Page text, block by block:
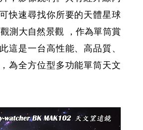
快速尋找你所要的天體星球
測大自然景觀 ，作為單筒賞
這是一台高性能、高品質、
為全方位型多功能單筒天文